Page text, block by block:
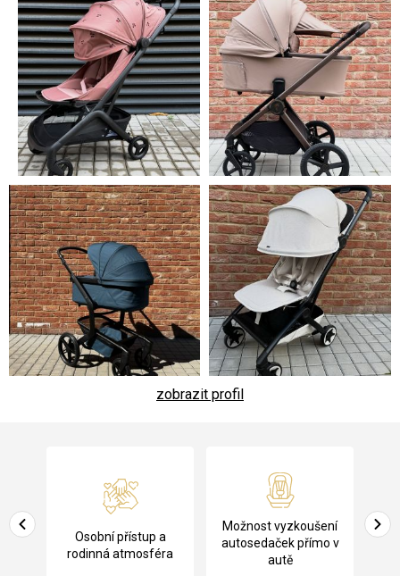
zobrazit profil
a
Osobní přístup a
rodinná atmosféra
Možnost vyzkoušení
autosedaček přímo v
autě